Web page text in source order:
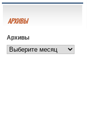
АРХИВЫ
Архивы